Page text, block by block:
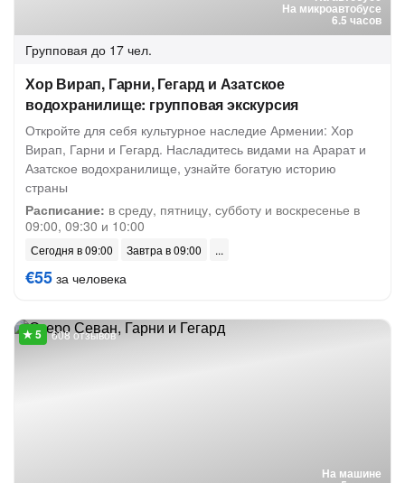
На микроавтобусе
6.5 часов
Групповая до 17 чел.
Хор Вирап, Гарни, Гегард и Азатское
водохранилище: групповая экскурсия
Откройте для себя культурное наследие Армении: Хор
Вирап, Гарни и Гегард. Насладитесь видами на Арарат и
Азатское водохранилище, узнайте богатую историю
страны
Расписание: в среду, пятницу, субботу и воскресенье в
09:00, 09:30 и 10:00
Сегодня в 09:00 Завтра в 09:00
€55 за человека
На машине
608 отзывов